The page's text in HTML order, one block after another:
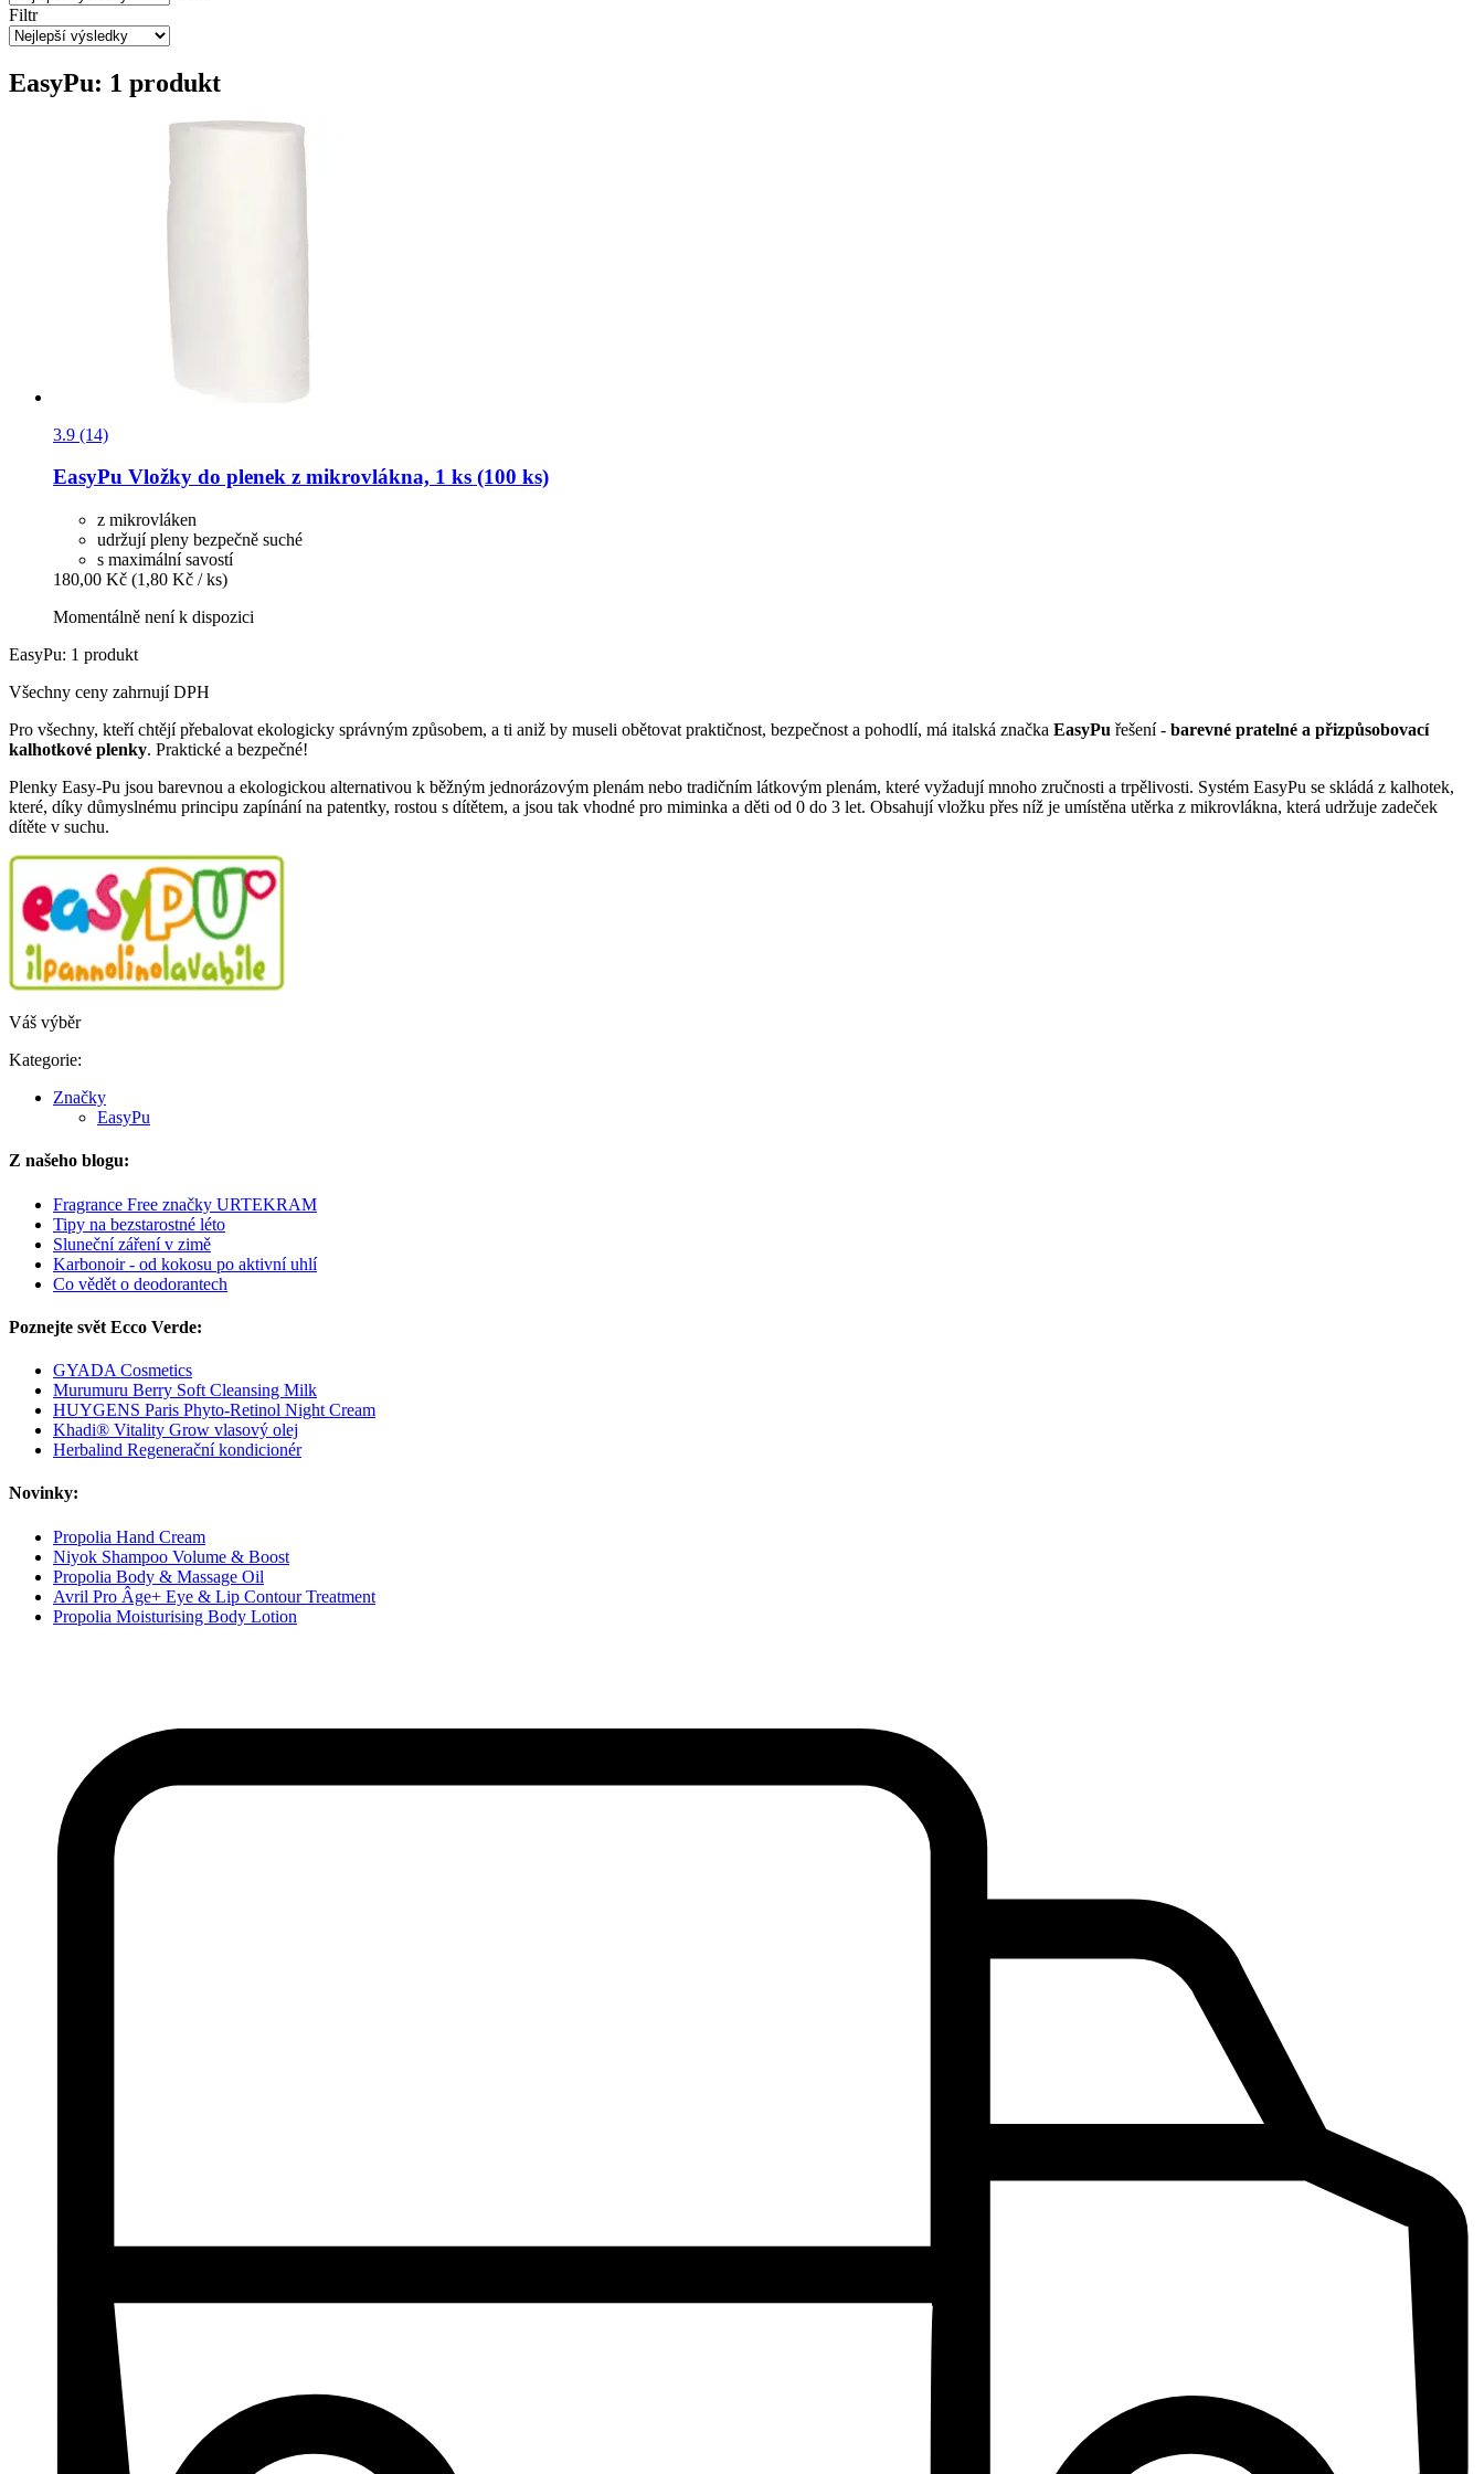
Filtr
EasyPu: 1 produkt
3.9 (14)
EasyPu Vložky do plenek z mikrovlákna, 1 ks (100 ks)
z mikrovláken
udržují pleny bezpečně suché
s maximální savostí
180,00 Kč (1,80 Kč / ks)
Momentálně není k dispozici
EasyPu: 1 produkt
Všechny ceny zahrnují DPH
Pro všechny, kteří chtějí přebalovat ekologicky správným způsobem, a ti aniž by museli obětovat praktičnost, bezpečnost a pohodlí, má italská značka EasyPu řešení - barevné pratelné a přizpůsobovací
kalhotkové plenky. Praktické a bezpečné!
Plenky Easy-Pu jsou barevnou a ekologickou alternativou k běžným jednorázovým plenám nebo tradičním látkovým plenám, které vyžadují mnoho zručnosti a trpělivosti. Systém EasyPu se skládá z kalhotek,
které, díky důmyslnému principu zapínání na patentky, rostou s dítětem, a jsou tak vhodné pro miminka a děti od 0 do 3 let. Obsahují vložku přes níž je umístěna utěrka z mikrovlákna, která udržuje zadeček
dítěte v suchu.
Váš výběr
Kategorie:
Značky
EasyPu
Z našeho blogu:
Fragrance Free značky URTEKRAM
Tipy na bezstarostné léto
Sluneční záření v zimě
Karbonoir - od kokosu po aktivní uhlí
Co vědět o deodorantech
Poznejte svět Ecco Verde:
GYADA Cosmetics
Murumuru Berry Soft Cleansing Milk
HUYGENS Paris Phyto-Retinol Night Cream
Khadi® Vitality Grow vlasový olej
Herbalind Regenerační kondicionér
Novinky:
Propolia Hand Cream
Niyok Shampoo Volume & Boost
Propolia Body & Massage Oil
Avril Pro Âge+ Eye & Lip Contour Treatment
Propolia Moisturising Body Lotion